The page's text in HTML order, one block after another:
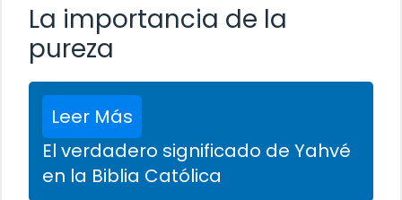
La importancia de la
pureza
Leer Más
El verdadero significado de Yahvé
en la Biblia Católica